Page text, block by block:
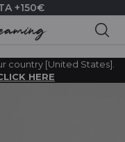
+150€
country [United States].
HERE